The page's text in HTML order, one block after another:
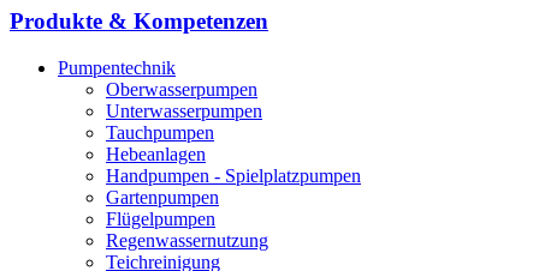
Produkte & Kompetenzen
Pumpentechnik
Oberwasserpumpen
Unterwasserpumpen
Tauchpumpen
Hebeanlagen
Handpumpen - Spielplatzpumpen
Gartenpumpen
Flügelpumpen
Regenwassernutzung
Teichreinigung